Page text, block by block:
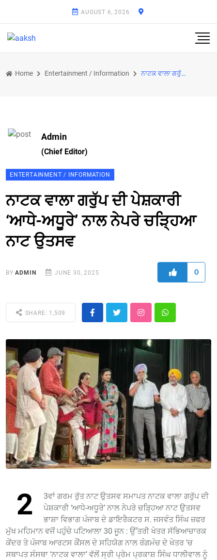
AUGUST 6, 2026
Home Entertainment / Information ਨਾਟਕ ਵਾਲਾ ਗਰੁੱਪ ਦੀ ਪੇਸ਼ਕਾਰੀ ‘ਆਧੇ-ਅਧੂਰੇ’ ਨਾਲ ਨੇਪਰੇ ਚੜ੍ਹਿਆ ਨਾਟ ਉਤਸਵ
Admin
(Chief Editor)
ENTERTAINMENT / INFORMATION
ਨਾਟਕ ਵਾਲਾ ਗਰੁੱਪ ਦੀ ਪੇਸ਼ਕਾਰੀ
‘ਆਧੇ-ਅਧੂਰੇ’ ਨਾਲ ਨੇਪਰੇ ਚੜ੍ਹਿਆ
ਨਾਟ ਉਤਸਵ
BYADMIN JUNE 30, 2025 0
SHARE: 1,509
2
3ਵਾਂ ਗਰਮ ਰੁੱਤ ਨਾਟ ਉਤਸਵ ਸਮਾਪਤ ਨਾਟਕ ਵਾਲਾ ਗਰੁੱਪ ਦੀ
ਪੇਸ਼ਕਾਰੀ ‘ਆਧੇ-ਅਧੂਰੇ’ ਨਾਲ ਨੇਪਰੇ ਚੜ੍ਹਿਆ ਨਾਟ ਉਤਸਵ
ਭਾਸ਼ਾ ਵਿਭਾਗ ਪੰਜਾਬ ਦੇ ਡਾਇਰੈਕਟਰ ਸ. ਜਸਵੰਤ ਸਿੰਘ ਜ਼ਫਰ
ਮੁੱਖ ਮਹਿਮਾਨ ਵਜੋਂ ਪਹੁੰਚੇ ਪਟਿਆਲਾ 30 ਜੂਨ : ਉੱਤਰੀ ਖੇਤਰ ਸੱਭਿਆਚਾਰਕ
ਕੇਂਦਰ ਤੇ ਪੰਜਾਬ ਆਰਟਸ ਕੌਂਸਲ ਦੇ ਸਹਿਯੋਗ ਨਾਲ ਰੰਗਮੰਚ ਦੇ ਖੇਤਰ ’ਚ
ਸਥਾਪਤ ਸੰਸਥਾ ‘ਨਾਟਕ ਵਾਲਾ’ ਵੱਲੋਂ ਸ੍ਰੀ ਪ੍ਰੇਮ ਪ੍ਰਕਾਸ਼ ਸਿੰਘ ਧਾਲੀਵਾਲ ਨੂੰ